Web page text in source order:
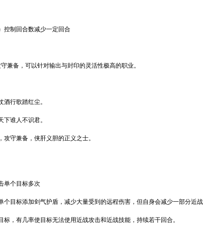
控制回合数减少一定回合
兼备，可以针对输出与封印的灵活性极高的职业。
酒行歌踏红尘。
下谁人不识君。
攻守兼备，侠肝义胆的正义之士。
单个目标多次
个目标添加剑气护盾，减少大量受到的远程伤害，但自身会减少一部分近战
标，有几率使目标无法使用近战攻击和近战技能，持续若干回合。